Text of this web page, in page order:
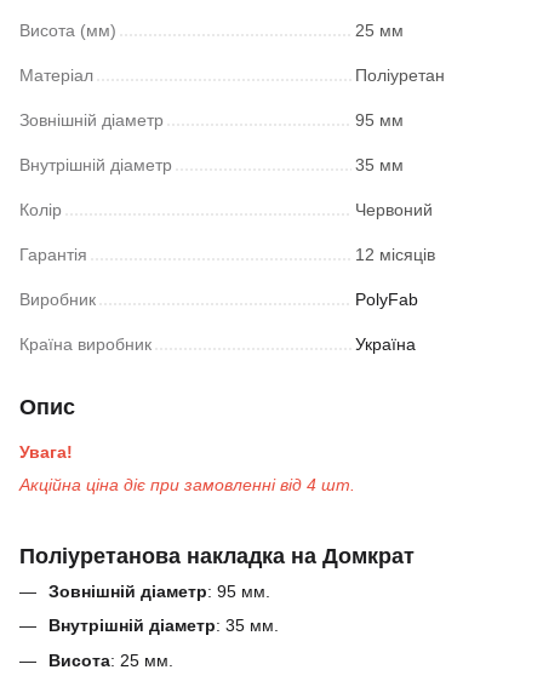
Висота (мм) 25 мм
Матеріал Поліуретан
Зовнішній діаметр 95 мм
Внутрішній діаметр 35 мм
Колір Червоний
Гарантія 12 місяців
Виробник PolyFab
Країна виробник Україна
Опис
Увага!
Акційна ціна діє при замовленні від 4 шт.
Поліуретанова накладка на Домкрат
Зовнішній діаметр: 95 мм.
Внутрішній діаметр: 35 мм.
Висота: 25 мм.